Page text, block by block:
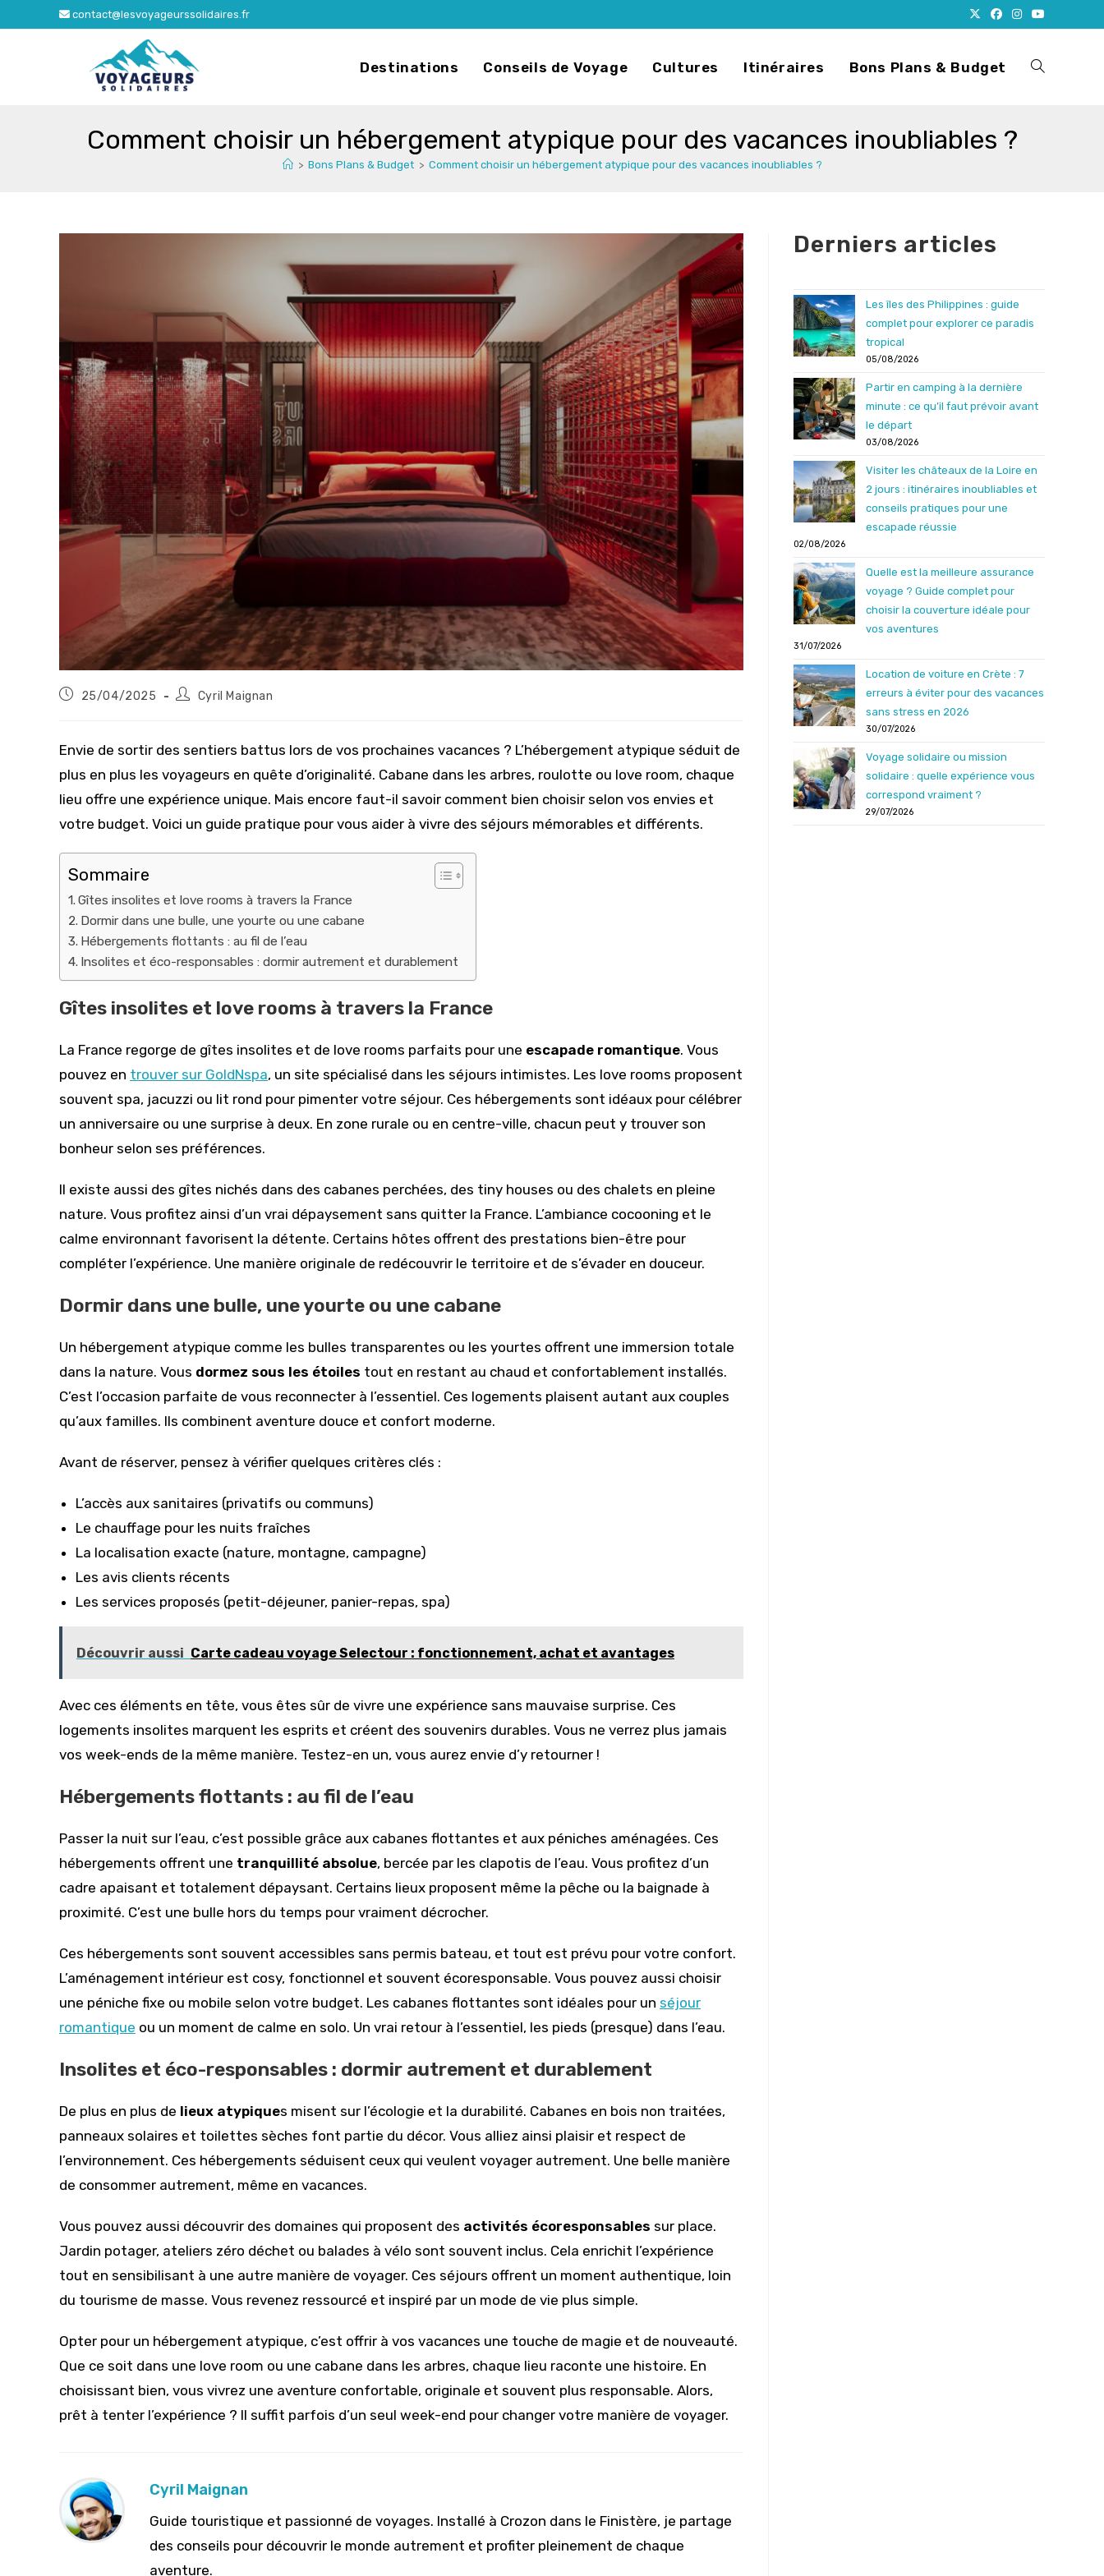
to
contact@lesvoyageurssolidaires.fr
Destinations Conseils de Voyage Cultures Itinéraires Bons Plans & Budget Toggle
Comment choisir un hébergement atypique pour des vacances inoubliables ?
> Bons Plans & Budget > Comment choisir un hébergement atypique pour des vacances inoubliables ?
Publication
25/04/2025
Auteur/autrice
Cyril Maignan
Envie de sortir des sentiers battus lors de vos prochaines vacances ? L’hébergement atypique séduit de
plus en plus les voyageurs en quête d’originalité. Cabane dans les arbres, roulotte ou love room, chaque
lieu offre une expérience unique. Mais encore faut-il savoir comment bien choisir selon vos envies et
votre budget. Voici un guide pratique pour vous aider à vivre des séjours mémorables et différents.
Sommaire
Gîtes insolites et love rooms à travers la France
Dormir dans une bulle, une yourte ou une cabane
Hébergements flottants : au fil de l’eau
Insolites et éco-responsables : dormir autrement et durablement
Gîtes insolites et love rooms à travers la France
La France regorge de gîtes insolites et de love rooms parfaits pour une escapade romantique. Vous
pouvez en trouver sur GoldNspa, un site spécialisé dans les séjours intimistes. Les love rooms proposent
souvent spa, jacuzzi ou lit rond pour pimenter votre séjour. Ces hébergements sont idéaux pour célébrer
un anniversaire ou une surprise à deux. En zone rurale ou en centre-ville, chacun peut y trouver son
bonheur selon ses préférences.
Il existe aussi des gîtes nichés dans des cabanes perchées, des tiny houses ou des chalets en pleine
nature. Vous profitez ainsi d’un vrai dépaysement sans quitter la France. L’ambiance cocooning et le
calme environnant favorisent la détente. Certains hôtes offrent des prestations bien-être pour
compléter l’expérience. Une manière originale de redécouvrir le territoire et de s’évader en douceur.
Dormir dans une bulle, une yourte ou une cabane
Un hébergement atypique comme les bulles transparentes ou les yourtes offrent une immersion totale
dans la nature. Vous dormez sous les étoiles tout en restant au chaud et confortablement installés.
C’est l’occasion parfaite de vous reconnecter à l’essentiel. Ces logements plaisent autant aux couples
qu’aux familles. Ils combinent aventure douce et confort moderne.
Avant de réserver, pensez à vérifier quelques critères clés :
L’accès aux sanitaires (privatifs ou communs)
Le chauffage pour les nuits fraîches
La localisation exacte (nature, montagne, campagne)
Les avis clients récents
Les services proposés (petit-déjeuner, panier-repas, spa)
Découvrir aussi Carte cadeau voyage Selectour : fonctionnement, achat et avantages
Avec ces éléments en tête, vous êtes sûr de vivre une expérience sans mauvaise surprise. Ces
logements insolites marquent les esprits et créent des souvenirs durables. Vous ne verrez plus jamais
vos week-ends de la même manière. Testez-en un, vous aurez envie d’y retourner !
Hébergements flottants : au fil de l’eau
Passer la nuit sur l’eau, c’est possible grâce aux cabanes flottantes et aux péniches aménagées. Ces
hébergements offrent une tranquillité absolue, bercée par les clapotis de l’eau. Vous profitez d’un
cadre apaisant et totalement dépaysant. Certains lieux proposent même la pêche ou la baignade à
proximité. C’est une bulle hors du temps pour vraiment décrocher.
Ces hébergements sont souvent accessibles sans permis bateau, et tout est prévu pour votre confort.
L’aménagement intérieur est cosy, fonctionnel et souvent écoresponsable. Vous pouvez aussi choisir
une péniche fixe ou mobile selon votre budget. Les cabanes flottantes sont idéales pour un séjour
romantique ou un moment de calme en solo. Un vrai retour à l’essentiel, les pieds (presque) dans l’eau.
Insolites et éco-responsables : dormir autrement et durablement
De plus en plus de lieux atypiques misent sur l’écologie et la durabilité. Cabanes en bois non traitées,
panneaux solaires et toilettes sèches font partie du décor. Vous alliez ainsi plaisir et respect de
l’environnement. Ces hébergements séduisent ceux qui veulent voyager autrement. Une belle manière
de consommer autrement, même en vacances.
Vous pouvez aussi découvrir des domaines qui proposent des activités écoresponsables sur place.
Jardin potager, ateliers zéro déchet ou balades à vélo sont souvent inclus. Cela enrichit l’expérience
tout en sensibilisant à une autre manière de voyager. Ces séjours offrent un moment authentique, loin
du tourisme de masse. Vous revenez ressourcé et inspiré par un mode de vie plus simple.
Opter pour un hébergement atypique, c’est offrir à vos vacances une touche de magie et de nouveauté.
Que ce soit dans une love room ou une cabane dans les arbres, chaque lieu raconte une histoire. En
choisissant bien, vous vivrez une aventure confortable, originale et souvent plus responsable. Alors,
prêt à tenter l’expérience ? Il suffit parfois d’un seul week-end pour changer votre manière de voyager.
Cyril Maignan
Guide touristique et passionné de voyages. Installé à Crozon dans le Finistère, je partage
des conseils pour découvrir le monde autrement et profiter pleinement de chaque
aventure.
Derniers articles
Les îles des Philippines : guide
complet pour explorer ce paradis
tropical
05/08/2026
Partir en camping à la dernière
minute : ce qu’il faut prévoir avant
le départ
03/08/2026
Visiter les châteaux de la Loire en
2 jours : itinéraires inoubliables et
conseils pratiques pour une
escapade réussie
02/08/2026
Quelle est la meilleure assurance
voyage ? Guide complet pour
choisir la couverture idéale pour
vos aventures
31/07/2026
Location de voiture en Crète : 7
erreurs à éviter pour des vacances
sans stress en 2026
30/07/2026
Voyage solidaire ou mission
solidaire : quelle expérience vous
correspond vraiment ?
29/07/2026